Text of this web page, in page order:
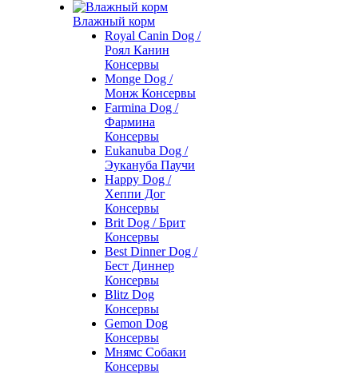
Влажный корм
Royal Canin Dog /
Роял Канин
Консервы
Monge Dog /
Монж Консервы
Farmina Dog /
Фармина
Консервы
Eukanuba Dog /
Эукануба Паучи
Happy Dog /
Хеппи Дог
Консервы
Brit Dog / Брит
Консервы
Best Dinner Dog /
Бест Диннер
Консервы
Blitz Dog
Консервы
Gemon Dog
Консервы
Мнямс Собаки
Консервы